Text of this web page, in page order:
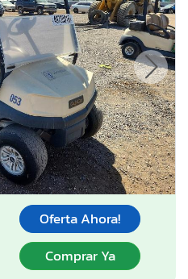
Oferta Ahora!
Comprar Ya